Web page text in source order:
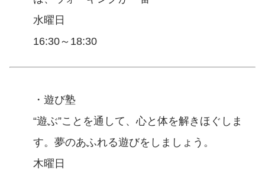
水曜日
16:30～18:30
・遊び塾
“遊ぶ”ことを通して、心と体を解きほぐしま
す。夢のあふれる遊びをしましょう。
木曜日